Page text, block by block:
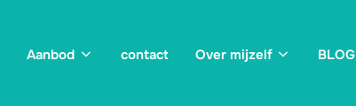
Aanbod contact Over mijzelf BLOG